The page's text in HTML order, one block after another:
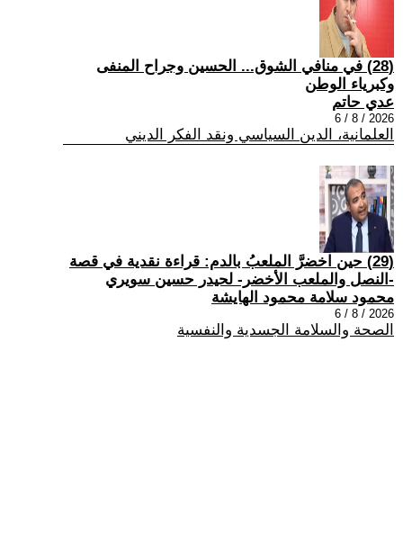
(28) في منافي الشوق... الحسين وجراح المنفى
وكبرياء الوطن
عدي حاتم
2026 / 8 / 6
العلمانية، الدين السياسي ونقد الفكر الديني
(29) حين اخضرَّ الملعبُ بالدم: قراءة نقدية في قصة
-النصل والملعب الأخضر- لحيدر حسين سويري
محمود سلامة محمود الهايشة
2026 / 8 / 6
الصحة والسلامة الجسدية والنفسية